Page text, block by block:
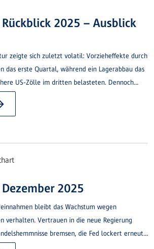
2025 – Ausblick
zeigte sich zuletzt volatil: Vorzieheffekte durch
das erste Quartal, während ein Lagerabbau das
US-Zölle im dritten belasteten. Dennoch
2025
bleibt das Wachstum wegen
verhalten. Vertrauen in die neue Regierung
bremsen, die Fed lockert erneut